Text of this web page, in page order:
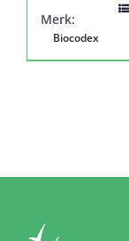
Merk:
Biocodex